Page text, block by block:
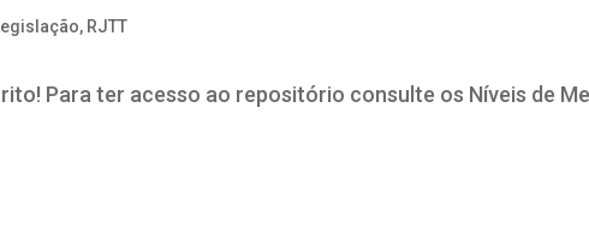
, RJTT
Para ter acesso ao repositório consulte os Níveis de